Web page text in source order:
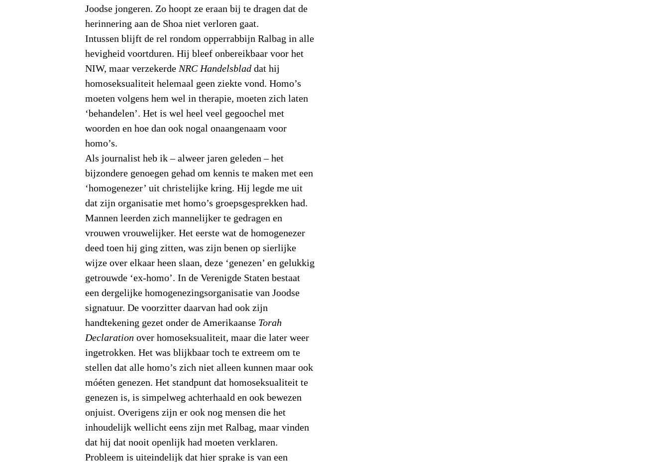
Joodse jongeren. Zo hoopt ze eraan bij te dragen dat de
herinnering aan de Shoa niet verloren gaat.
Intussen blijft de rel rondom opperrabbijn Ralbag in alle
hevigheid voortduren. Hij bleef onbereikbaar voor het
NIW, maar verzekerdeNRC Handelsbladdat hij
homoseksualiteit helemaal geen ziekte vond. Homo’s
moeten volgens hem wel in therapie, moeten zich laten
‘behandelen’. Het is wel heel veel gegoochel met
woorden en hoe dan ook nogal onaangenaam voor
homo’s.
Als journalist heb ik – alweer jaren geleden – het
bijzondere genoegen gehad om kennis te maken met een
‘homogenezer’ uit christelijke kring. Hij legde me uit
dat zijn organisatie met homo’s groepsgesprekken had.
Mannen leerden zich mannelijker te gedragen en
vrouwen vrouwelijker. Het eerste wat de homogenezer
deed toen hij ging zitten, was zijn benen op sierlijke
wijze over elkaar heen slaan, deze ‘genezen’ en gelukkig
getrouwde ‘ex-homo’. In de Verenigde Staten bestaat
een dergelijke homogenezingsorganisatie van Joodse
signatuur. De voorzitter daarvan had ook zijn
handtekening gezet onder de Amerikaanse Torah
Declarationover homoseksualiteit, maar die later weer
ingetrokken. Het was blijkbaar toch te extreem om te
stellen dat alle homo’s zich niet alleen kunnen maar ook
móéten genezen. Het standpunt dat homoseksualiteit te
genezen is, is simpelweg achterhaald en ook bewezen
onjuist. Overigens zijn er ook nog mensen die het
inhoudelijk wellicht eens zijn met Ralbag, maar vinden
dat hij dat nooit openlijk had moeten verklaren.
Probleem is uiteindelijk dat hier sprake is van een